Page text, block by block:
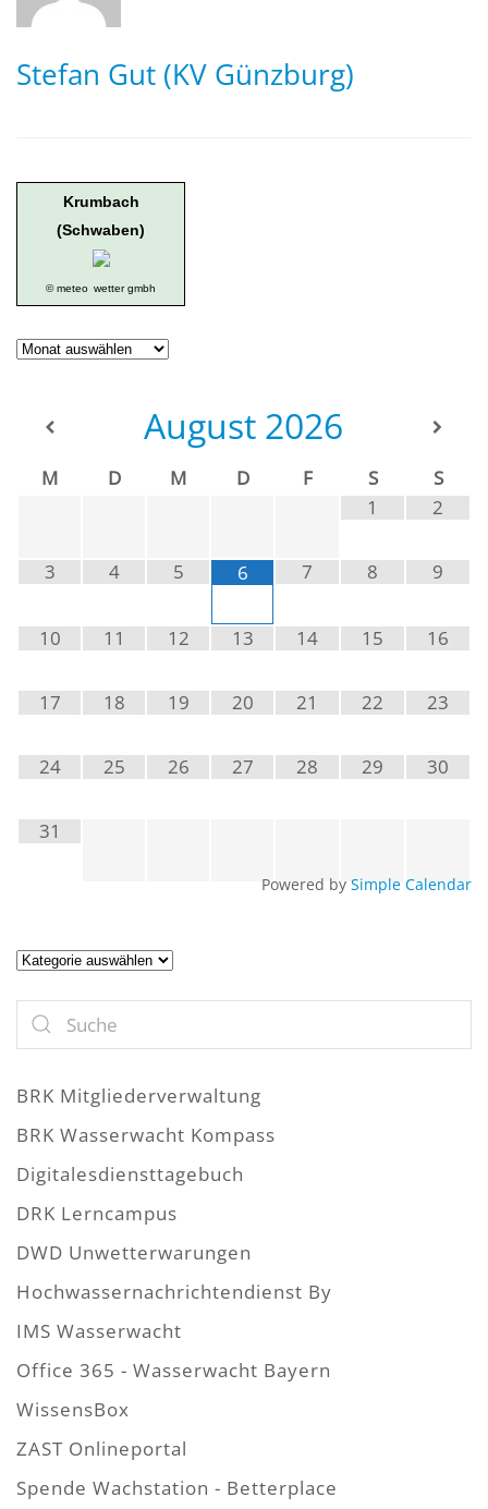
Stefan Gut (KV Günzburg)
Krumbach
(Schwaben)
© meteo wetter gmbh
Geschichte
August 2026
M D M D F S
S
1
2
3 4 5 6 7 8 9
10 11 12 13 14 15 16
17 18 19 20 21 22 23
24 25 26 27 28 29 30
31
Powered by Simple Calendar
Artikel
BRK Mitgliederverwaltung
BRK Wasserwacht Kompass
Digitalesdiensttagebuch
DRK Lerncampus
DWD Unwetterwarungen
Hochwassernachrichtendienst By
IMS Wasserwacht
Office 365 - Wasserwacht Bayern
WissensBox
ZAST Onlineportal
Spende Wachstation - Betterplace